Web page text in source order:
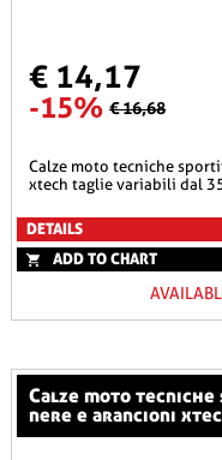
€ 14,17
-15% € 16,68
calze moto tecniche sportive estive leggere grigie e arancioni
xtech taglie variabili dal
DETAILS
ADD TO CHART
calze moto tecniche sportive invernali compression
nere e arancioni